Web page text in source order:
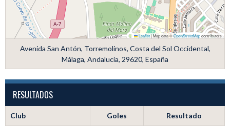
Leaflet|Map data ©OpenStreetMapcontributors
Avenida San Antón, Torremolinos, Costa del Sol Occidental,
Málaga, Andalucía, 29620, España
RESULTADOS
Club Goles Resultado